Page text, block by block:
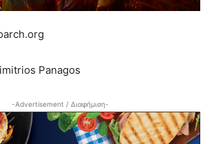
Panagos
-Advertisement / Διαφήμιση-